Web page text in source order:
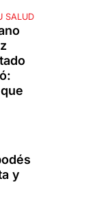
SALUD
y